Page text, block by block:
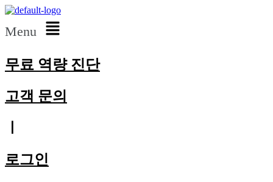
Menu
무료 역량 진단
고객 문의
로그인